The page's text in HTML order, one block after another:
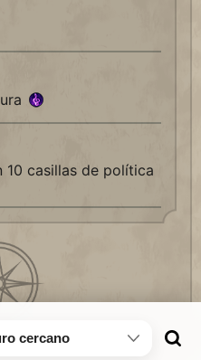
casillas de política
cercano